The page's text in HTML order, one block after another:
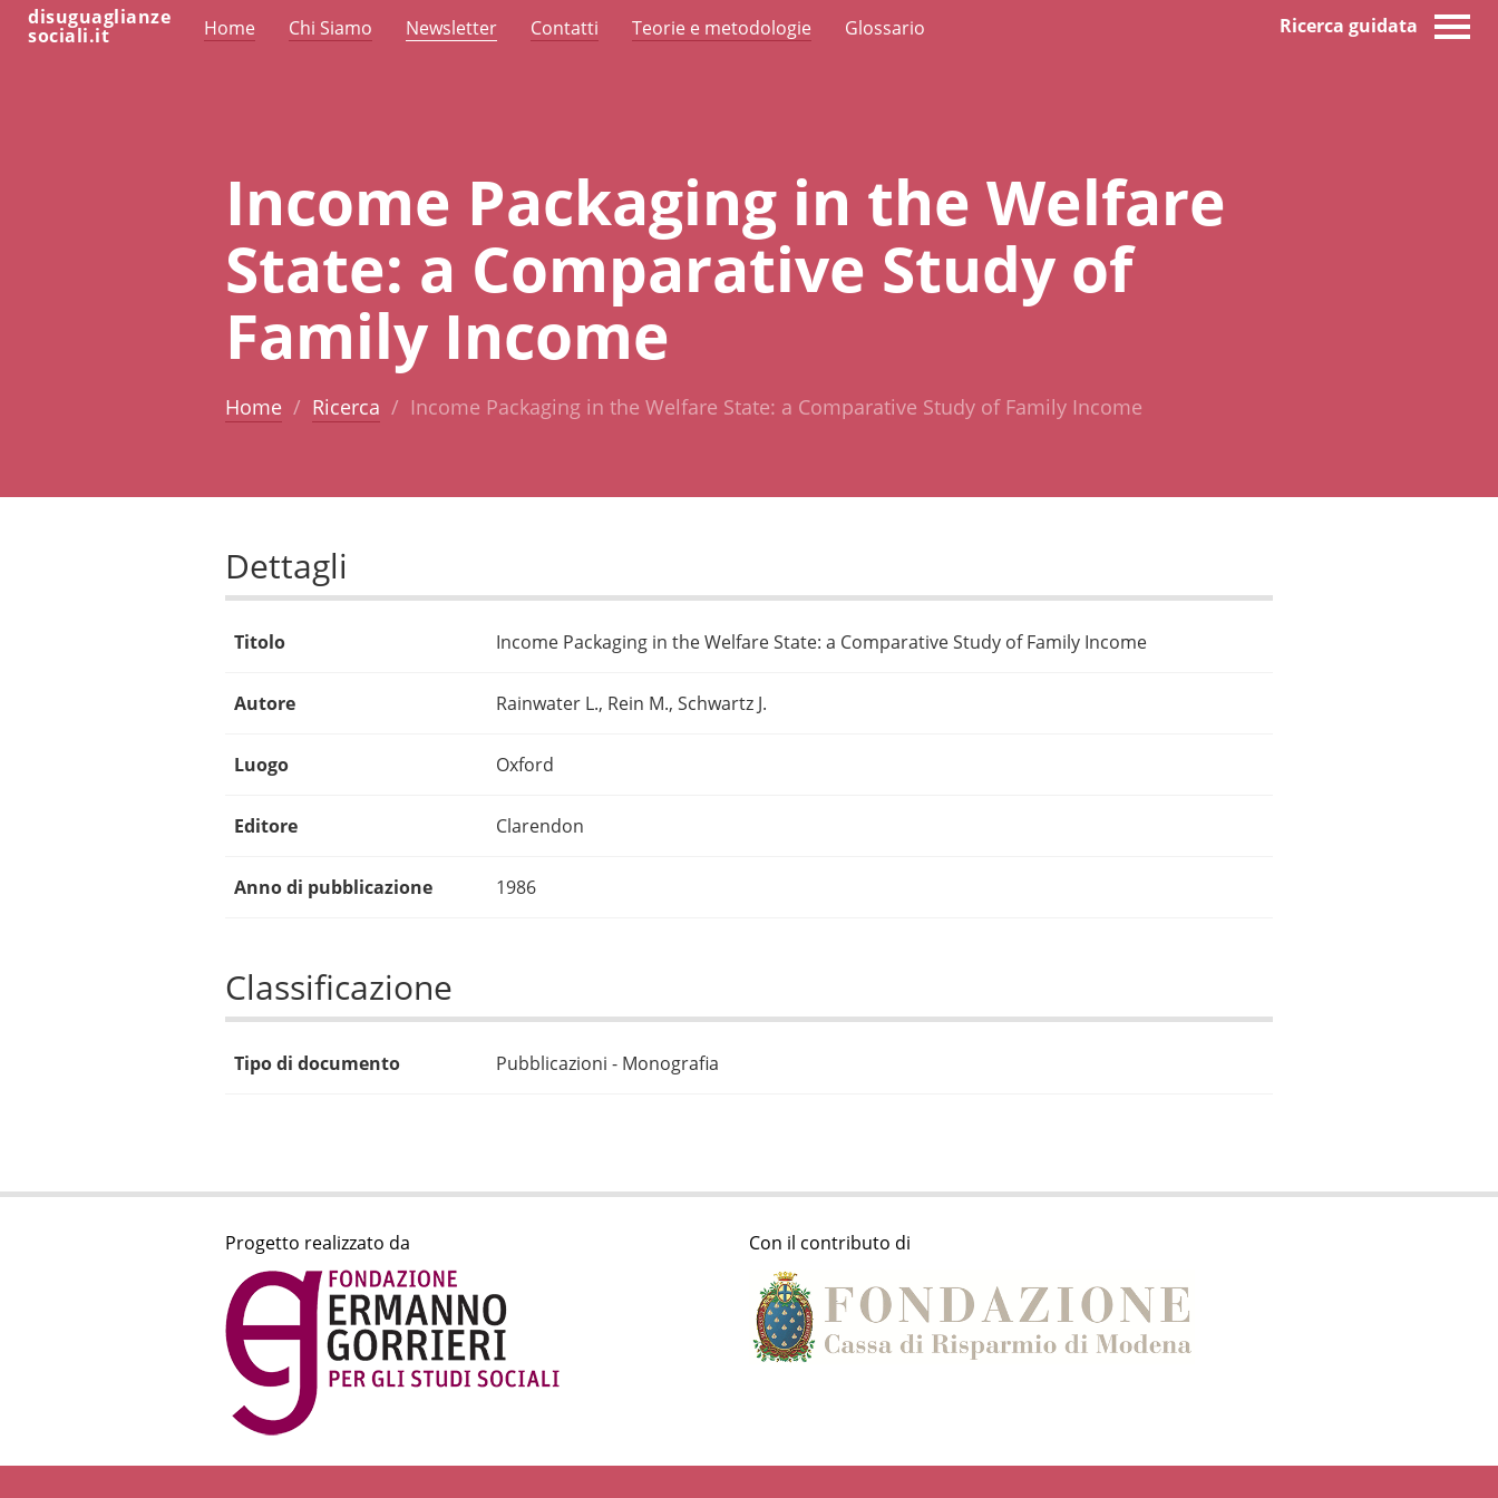
disuguaglianze
sociali.it Home Chi Siamo Newsletter Contatti Teorie e metodologie Glossario Ricerca guidata
Income Packaging in the Welfare
State: a Comparative Study of
Family Income
Home Ricerca Income Packaging in the Welfare State: a Comparative Study of Family Income
Dettagli
Titolo Income Packaging in the Welfare State: a Comparative Study of Family Income
Autore Rainwater L., Rein M., Schwartz J.
Luogo Oxford
Editore Clarendon
Anno di pubblicazione 1986
Classificazione
Tipo di documento Pubblicazioni - Monografia
Progetto realizzato da Con il contributo di